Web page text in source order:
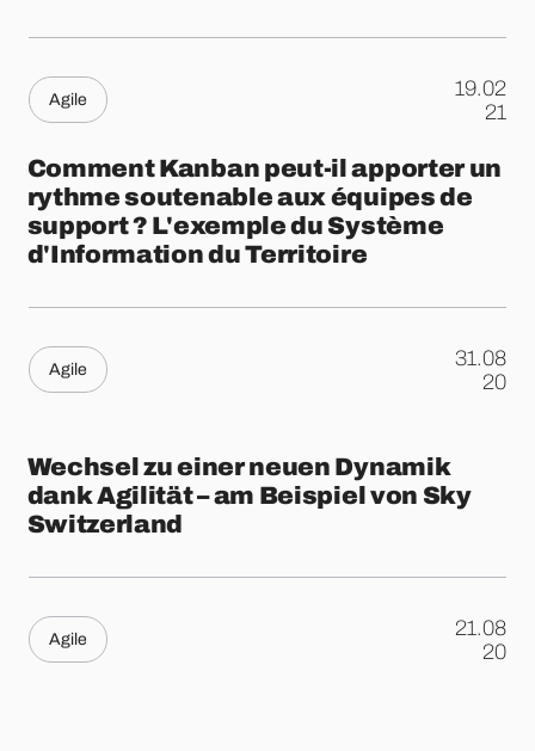
Agile
19.02
.
21
Comment Kanban peut-il apporter un
rythme soutenable aux équipes de
support ? L'exemple du Système
d'Information du Territoire
Agile
31.08
.
20
Wechsel zu einer neuen Dynamik
dank Agilität – am Beispiel von Sky
Switzerland
Agile
21.08
.
20